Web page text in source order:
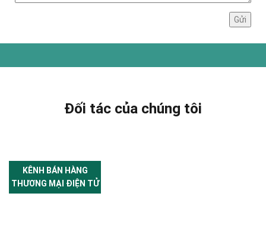
Đối tác của chúng tôi
KÊNH BÁN HÀNG
THƯƠNG MẠI ĐIỆN TỬ